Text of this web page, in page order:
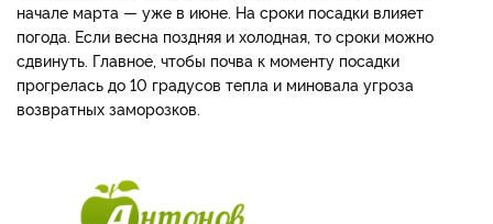
начале марта — уже в июне. На сроки посадки влияет
погода. Если весна поздняя и холодная, то сроки можно
сдвинуть. Главное, чтобы почва к моменту посадки
прогрелась до 10 градусов тепла и миновала угроза
возвратных заморозков.